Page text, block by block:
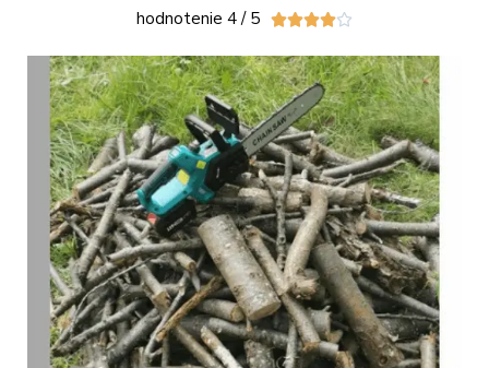
hodnotenie 4 / 5 